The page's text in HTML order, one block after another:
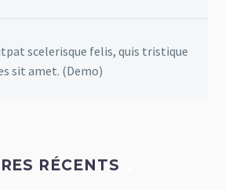
scelerisque felis, quis tristique
sit amet. (Demo)
RÉCENTS